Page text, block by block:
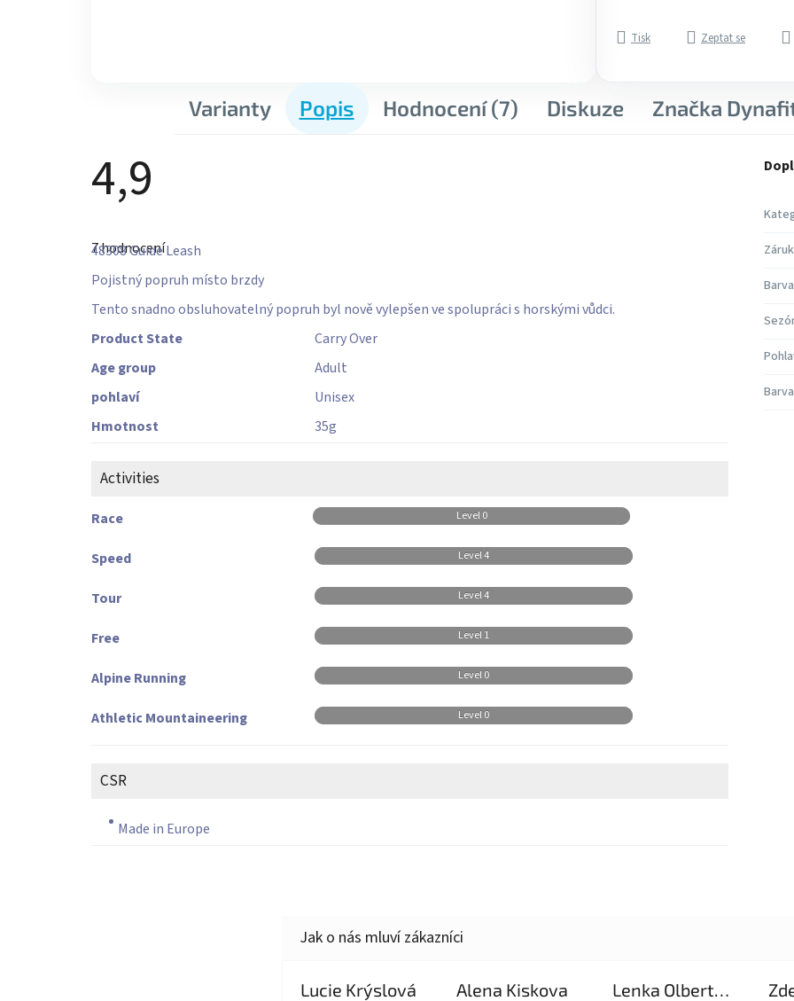
Tisk Zeptat se
Varianty Popis Hodnocení (7) Diskuze Značka
4,9
produktu
4,9
5
7 hodnocení
48308Guide Leash
Pojistný popruh místo brzdy
Tento snadno obsluhovatelný popruh byl nově vylepšen ve spolupráci s horskými vůdci.
Product State
Carry Over
Age group
Adult
pohlaví
Unisex
Hmotnost
35g
Activities
Race Level 0
Speed Level 4
Tour Level 4
Free Level 1
Alpine Running Level 0
Athletic Mountaineering Level 0
CSR
Made in Europe
Barva
Lucie Krýslová Alena Kiskova Lenka Olbertova